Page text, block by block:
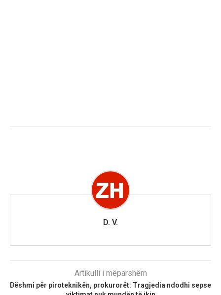
D. V.
Artikulli i mëparshëm
Dëshmi për piroteknikën, prokurorët: Tragjedia ndodhi sepse